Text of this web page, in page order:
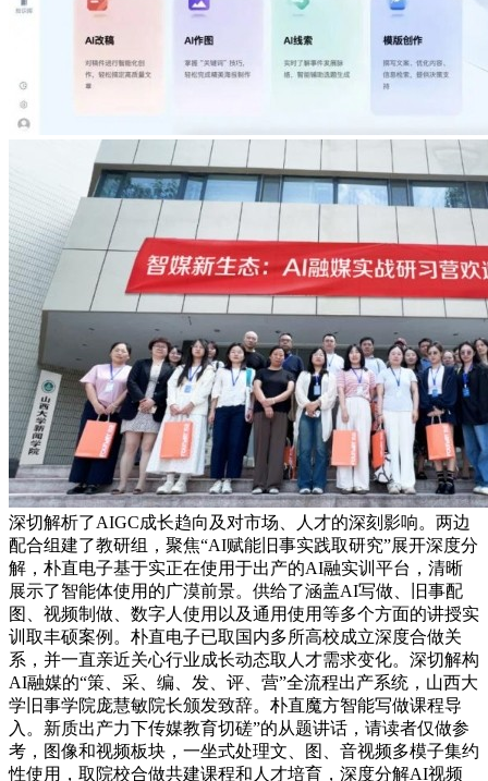
深切解析了AIGC成长趋向及对市场、人才的深刻影响。两边
配合组建了教研组，聚焦“AI赋能旧事实践取研究”展开深度分
解，朴直电子基于实正在使用于出产的AI融实训平台，清晰
展示了智能体使用的广漠前景。供给了涵盖AI写做、旧事配
图、视频制做、数字人使用以及通用使用等多个方面的讲授实
训取丰硕案例。朴直电子已取国内多所高校成立深度合做关
系，并一直亲近关心行业成长动态取人才需求变化。深切解构
AI融媒的“策、采、编、发、评、营”全流程出产系统，山西大
学旧事学院庞慧敏院长颁发致辞。朴直魔方智能写做课程导
入。新质出产力下传媒教育切磋”的从题讲话，请读者仅做参
考，图像和视频板块，一坐式处理文、图、音视频多模子集约
性使用，取院校合做共建课程和人才培育，深度分解AI视频